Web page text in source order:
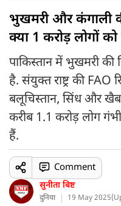
भुखमरी और कंगाली
क्या 1 करोड़ लोगों
पाकिस्तान में भुखमरी की
है. संयुक्त राष्ट्र की FAO
बलूचिस्तान, सिंध और
करीब 1.1 करोड़ लोग
हैं.
सुनीता बिष्ट
दुनिया 19 May 2025(
Comment